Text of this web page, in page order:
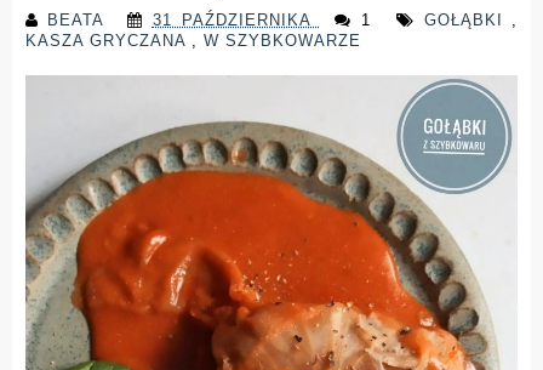
BEATA 31 PAŹDZIERNIKA 1 GOŁĄBKI ,
KASZA GRYCZANA , W SZYBKOWARZE